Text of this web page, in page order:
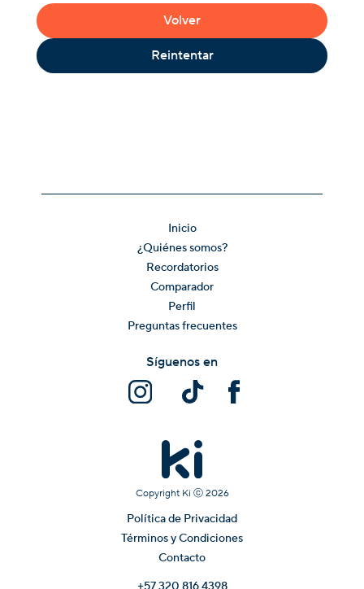
Volver
Reintentar
Inicio
¿Quiénes somos?
Recordatorios
Comparador
Perfil
Preguntas frecuentes
Copyright Ki ⓒ 2026
Política de Privacidad
Términos y Condiciones
Contacto
Síguenos en